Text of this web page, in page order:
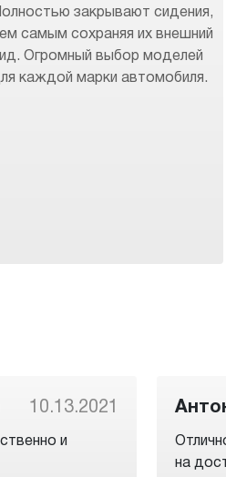
закрывают сидения,
самым сохраняя их внешний
Огромный выбор моделей
каждой марки автомобиля.
10.13.2021
и
на